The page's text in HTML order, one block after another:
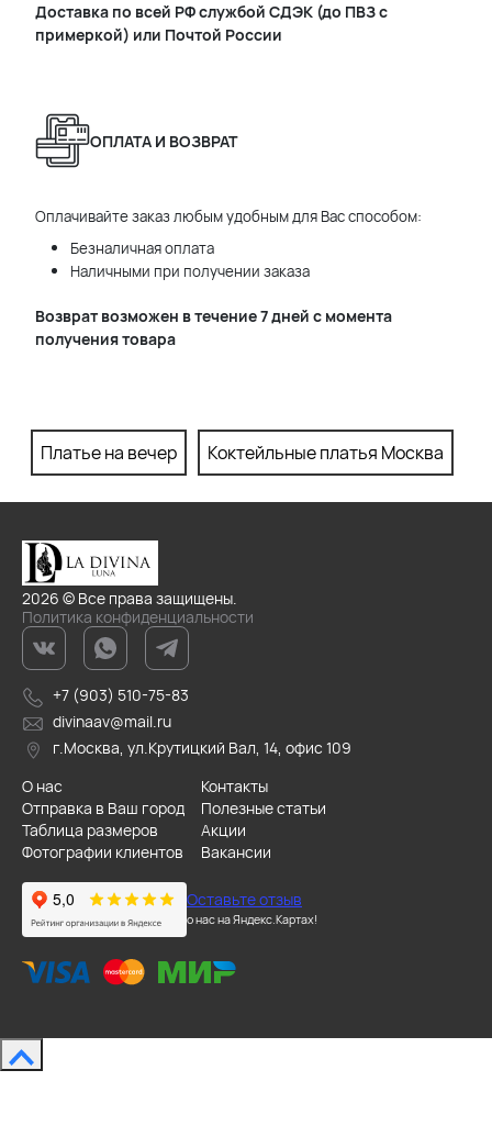
Доставка по всей РФ службой СДЭК (до ПВЗ с
примеркой) или Почтой России
ОПЛАТА И ВОЗВРАТ
Оплачивайте заказ любым удобным для Вас способом:
Безналичная оплата
Наличными при получении заказа
Возврат возможен в течение 7 дней с момента
получения товара
Платье на вечер Коктейльные платья Москва
2026 © Все права защищены.
Политика конфиденциальности
+7 (903) 510-75-83
divinaav@mail.ru
г.Москва, ул.Крутицкий Вал, 14, офис 109
О нас
Контакты
Отправка в Ваш город
Полезные статьи
Таблица размеров
Акции
Фотографии клиентов
Вакансии
Оставьте отзыв
о нас на Яндекс.Картах!